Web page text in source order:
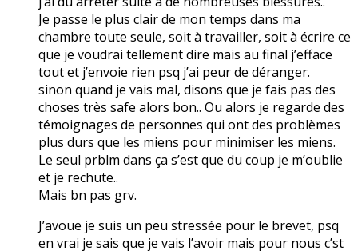
Je passe le plus clair de mon temps dans ma
chambre toute seule, soit à travailler, soit à écrire ce
que je voudrai tellement dire mais au final j’efface
tout et j’envoie rien psq j’ai peur de déranger.
sinon quand je vais mal, disons que je fais pas des
choses très safe alors bon.. Ou alors je regarde des
témoignages de personnes qui ont des problèmes
plus durs que les miens pour minimiser les miens.
Le seul prblm dans ça s’est que du coup je m’oublie
et je rechute..
Mais bn pas grv.
J’avoue je suis un peu stressée pour le brevet, psq
en vrai je sais que je vais l’avoir mais pour nous c’st